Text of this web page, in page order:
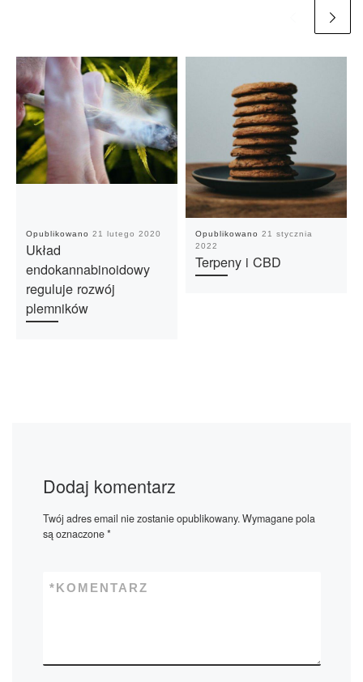
Opublikowano 21 lutego 2020
Układ
endokannabinoidowy
reguluje rozwój
plemników
Opublikowano 21 stycznia
2022
Terpeny i CBD
Dodaj komentarz
Twój adres email nie zostanie opublikowany.Wymagane pola
są oznaczone*
KOMENTARZ
*